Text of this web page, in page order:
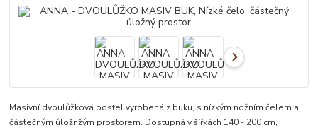
Masivní dvoulůžková postel vyrobená z buku, s nízkým nožním čelem a
částečným úložnžým prostorem. Dostupná v šířkách 140 - 200 cm,